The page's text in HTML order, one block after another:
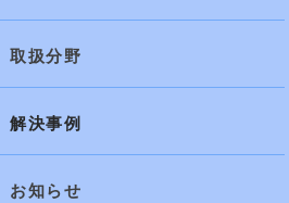
取扱分野
解決事例
お知らせ